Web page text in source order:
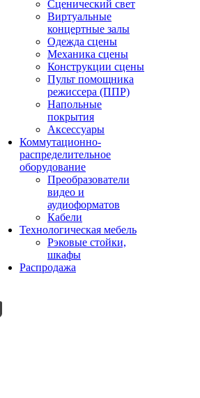
Сценический свет
Виртуальные
концертные залы
Одежда сцены
Механика сцены
Конструкции сцены
Пульт помощника
режиссера (ППР)
Напольные
покрытия
Аксессуары
Коммутационно-
распределительное
оборудование
Преобразователи
видео и
аудиоформатов
Кабели
Технологическая мебель
Рэковые стойки,
шкафы
Распродажа